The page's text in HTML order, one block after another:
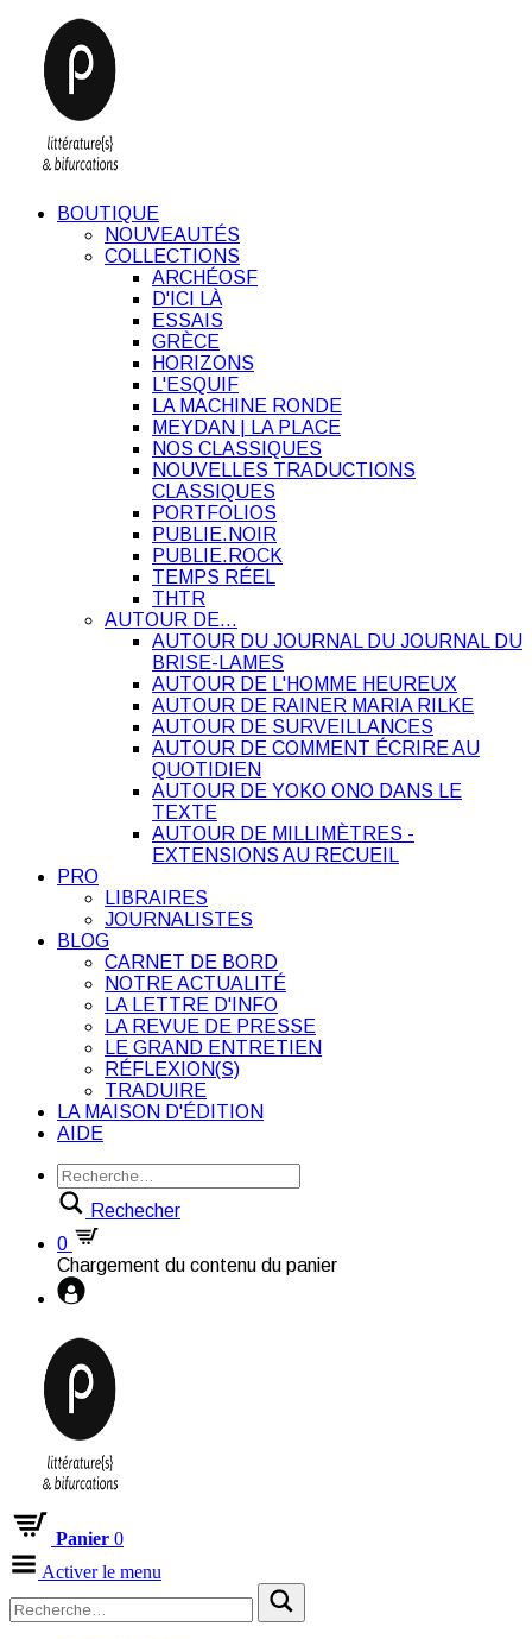
BOUTIQUE
NOUVEAUTÉS
COLLECTIONS
ARCHÉOSF
D'ICI LÀ
ESSAIS
GRÈCE
HORIZONS
L'ESQUIF
LA MACHINE RONDE
MEYDAN | LA PLACE
NOS CLASSIQUES
NOUVELLES TRADUCTIONS
CLASSIQUES
PORTFOLIOS
PUBLIE.NOIR
PUBLIE.ROCK
TEMPS RÉEL
THTR
AUTOUR DE…
AUTOUR DU JOURNAL DU JOURNAL DU
BRISE-LAMES
AUTOUR DE L'HOMME HEUREUX
AUTOUR DE RAINER MARIA RILKE
AUTOUR DE SURVEILLANCES
AUTOUR DE COMMENT ÉCRIRE AU
QUOTIDIEN
AUTOUR DE YOKO ONO DANS LE
TEXTE
AUTOUR DE MILLIMÈTRES -
EXTENSIONS AU RECUEIL
PRO
LIBRAIRES
JOURNALISTES
BLOG
CARNET DE BORD
NOTRE ACTUALITÉ
LA LETTRE D'INFO
LA REVUE DE PRESSE
LE GRAND ENTRETIEN
RÉFLEXION(S)
TRADUIRE
LA MAISON D'ÉDITION
AIDE
Rechecher
0
Chargement du contenu du panier
Panier 0
Activer le menu